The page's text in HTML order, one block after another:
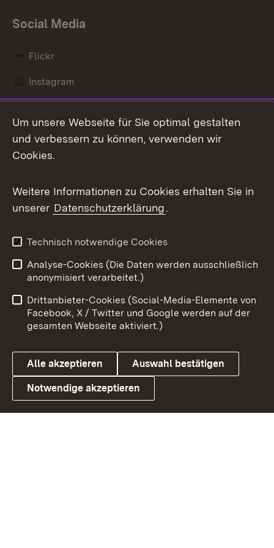
Social Media
Flickr
Instagram
Mastodon
Messenger
Social Wall
X / Twitter
Youtube
Link zum Landesportal
Benutzungshinweise
Barrierefreiheit
Datenschutz
Cookies
Um unsere Webseite für Sie optimal gestalten
und verbessern zu können, verwenden wir
Cookies.
Weitere Informationen zu Cookies erhalten Sie in
unserer Datenschutzerklärung.
Technisch notwendige Cookies
Analyse-Cookies (Die Daten werden ausschließlich
anonymisiert verarbeitet.)
Drittanbieter-Cookies (Social-Media-Elemente von
Facebook, X / Twitter und Google werden auf der
gesamten Webseite aktiviert.)
Alle akzeptieren Auswahl bestätigen
Notwendige akzeptieren